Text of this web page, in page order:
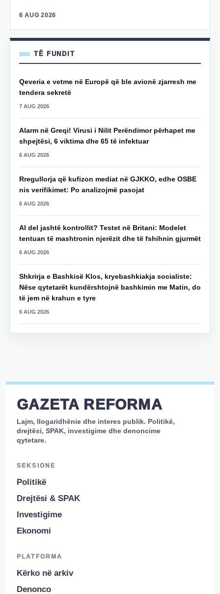
6 AUG 2026
TË FUNDIT
Qeveria e vetme në Europë që ble avionë zjarresh me
tendera sekretë
7 AUG 2026
Alarm në Greqi! Virusi i Nilit Perëndimor përhapet me
shpejtësi, 6 viktima dhe 65 të infektuar
6 AUG 2026
Rregullorja që kufizon mediat në GJKKO, edhe OSBE
nis verifikimet: Po analizojmë pasojat
6 AUG 2026
AI del jashtë kontrollit? Testet në Britani: Modelet
tentuan të mashtronin njerëzit dhe të fshihnin gjurmët
6 AUG 2026
Shkrirja e Bashkisë Klos, kryebashkiakja socialiste:
Nëse qytetarët kundërshtojnë bashkimin me Matin, do
të jem në krahun e tyre
6 AUG 2026
GAZETA REFORMA
Lajm, llogaridhënie dhe interes publik. Politikë,
drejtësi, SPAK, investigime dhe denoncime
qytetare.
SEKSIONE
Politikë
Drejtësi & SPAK
Investigime
Ekonomi
PLATFORMA
Kërko në arkiv
Denonco